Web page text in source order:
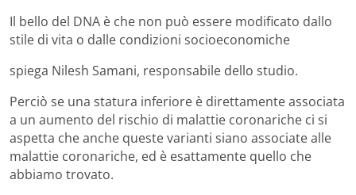
Il bello del DNA è che non può essere modificato dallo
stile di vita o dalle condizioni socioeconomiche
spiega Nilesh Samani, responsabile dello studio.
Perciò se una statura inferiore è direttamente associata
a un aumento del rischio di malattie coronariche ci si
aspetta che anche queste varianti siano associate alle
malattie coronariche, ed è esattamente quello che
abbiamo trovato.